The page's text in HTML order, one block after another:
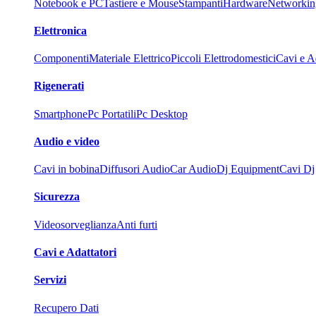
Notebook e PCTastiere e MouseStampantiHardware
Elettronica
ComponentiMateriale ElettricoPiccoli ElettrodomesticiCavi e
Rigenerati
SmartphonePc PortatiliPc Desktop
Audio e video
Cavi in bobinaDiffusori AudioCar AudioDj EquipmentCavi Dj
Sicurezza
VideosorveglianzaAnti furti
Cavi e Adattatori
Servizi
Recupero Dati